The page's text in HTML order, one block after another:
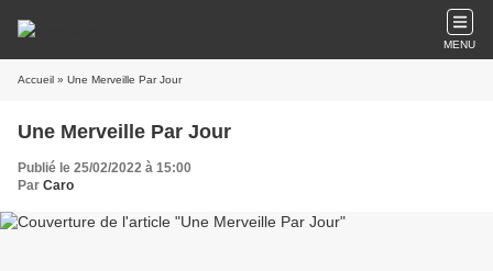
MENU
Accueil » Une Merveille Par Jour
Une Merveille Par Jour
Publié le 25/02/2022 à 15:00
Par Caro